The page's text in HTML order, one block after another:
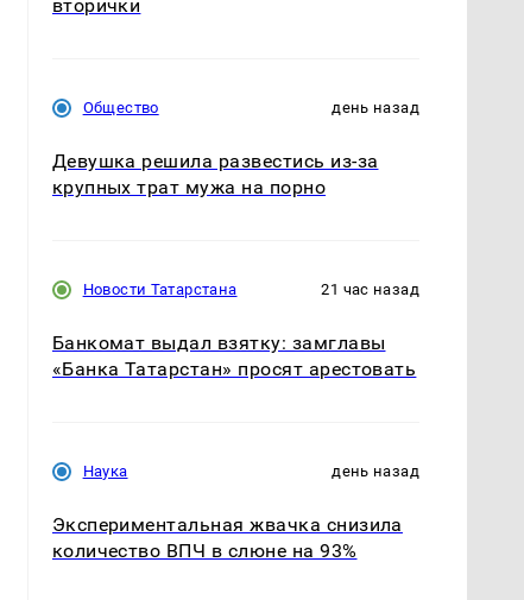
вторички
Общество день назад
Девушка решила развестись из-за
крупных трат мужа на порно
Новости Татарстана 21 час назад
Банкомат выдал взятку: замглавы
«Банка Татарстан» просят арестовать
Наука день назад
Экспериментальная жвачка снизила
количество ВПЧ в слюне на 93%